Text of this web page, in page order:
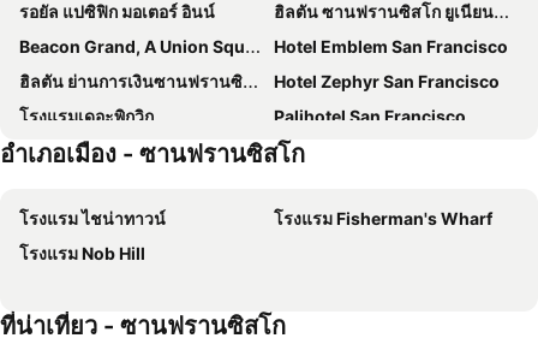
รอยัล แปซิฟิก มอเตอร์ อินน์
ฮิลตัน ซานฟรานซิสโก ยูเนียนสแควร์
Beacon Grand, A Union Square Hotel
Hotel Emblem San Francisco
ฮิลตัน ย่านการเงินซานฟรานซิสโก
Hotel Zephyr San Francisco
โรงแรมเดอะพิกวิก
Palihotel San Francisco
โรงแรมเคนซิงตันพาร์ค
เชลซีอินน์
โรงแรมนิกโกะ ซานฟรานซิสโก
The Cartwright Hotel - Union Square, BW Premier Collection
โรงแรมแฮนเดิลรี ยูเนียนแสควร์
Travelodge by Wyndham San Francisco Airport North
Gateway Inn and Suites San Francisco SFO Airport
อำเภอเมือง - ซานฟรานซิสโก
โรงแรม ไชน่าทาวน์
โรงแรม Fisherman's Wharf
โรงแรม Nob Hill
ที่น่าเที่ยว - ซานฟรานซิสโก